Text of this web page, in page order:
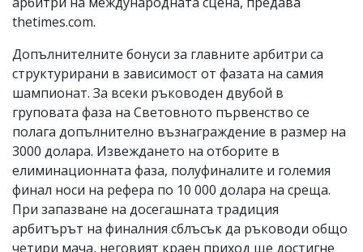
thetimes.com.
Допълнителните бонуси за главните арбитри са
структурирани в зависимост от фазата на самия
шампионат. За всеки ръководен двубой в
груповата фаза на Световното първенство се
полага допълнително възнаграждение в размер на
3000 долара. Извеждането на отборите в
елиминационната фаза, полуфиналите и големия
финал носи на рефера по 10 000 долара на среща.
При запазване на досегашната традиция
арбитърът на финалния сблъсък да ръководи общо
четири мача, неговият краен приход ще достигне